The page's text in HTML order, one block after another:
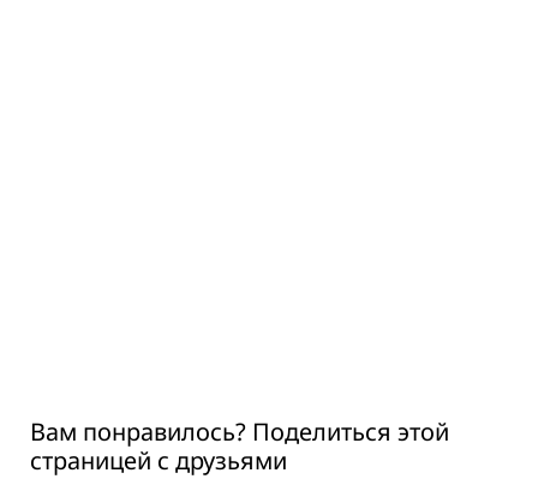
Вам понравилось? Поделиться этой
страницей с друзьями